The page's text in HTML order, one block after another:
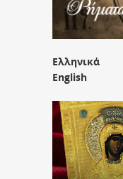
Ελληνικά
English